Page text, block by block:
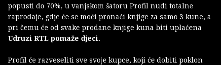
popusti do 70%, u vanjskom šatoru Profil nudi totalne
raprodaje, gdje će se moći pronaći knjige za samo 3 kune, a
pri čemu će od svake prodane knjige kuna biti uplaćena
Udruzi RTL pomaže djeci.
Profil će razveseliti sve svoje kupce, koji će dobiti poklon